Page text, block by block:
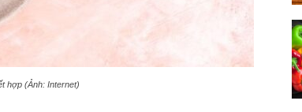
hợp (Ảnh: Internet)